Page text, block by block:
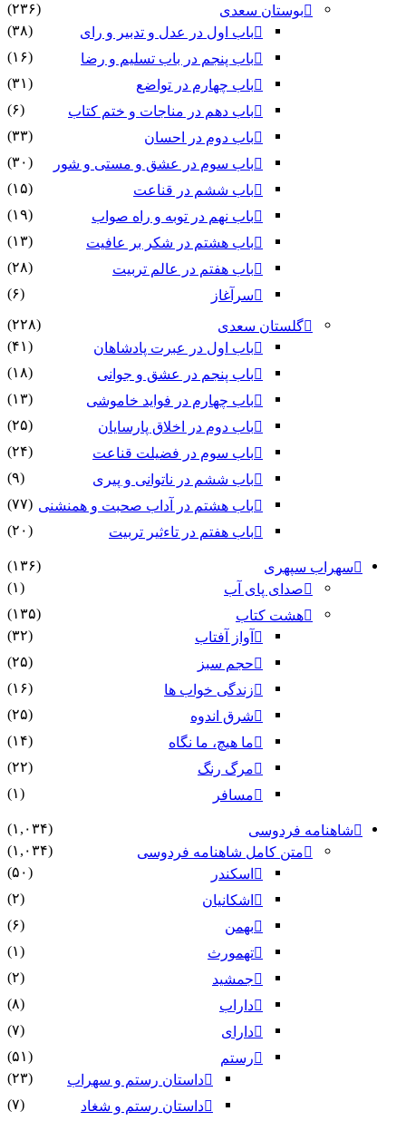
بوستان سعدی
(۲۳۶)
باب اول در عدل و تدبیر و رای
(۳۸)
باب پنجم در باب تسلیم و رضا
(۱۶)
باب چهارم در تواضع
(۳۱)
باب دهم در مناجات و ختم کتاب
(۶)
باب دوم در احسان
(۳۳)
باب سوم در عشق و مستی و شور
(۳۰)
باب ششم در قناعت
(۱۵)
باب نهم در توبه و راه صواب
(۱۹)
باب هشتم در شکر بر عافیت
(۱۳)
باب هفتم در عالم تربیت
(۲۸)
سرآغاز
(۶)
گلستان سعدی
(۲۲۸)
باب اول در عبرت پادشاهان
(۴۱)
باب پنجم در عشق و جوانى
(۱۸)
باب چهارم در فواید خاموشى
(۱۳)
باب دوم در اخلاق پارسایان
(۲۵)
باب سوم در فضیلت قناعت
(۲۴)
باب ششم در ناتوانى و پیرى
(۹)
باب هشتم در آداب صحبت و همنشنى (۷۷)
باب هفتم در تاءثیر تربیت
(۲۰)
سهراب سپهری
(۱۳۶)
صدای پای آب
(۱)
هشت کتاب
(۱۳۵)
آواز آفتاب
(۳۲)
حجم سبز
(۲۵)
زندگی خواب ها
(۱۶)
شرق اندوه
(۲۵)
ما هیچ، ما نگاه
(۱۴)
مرگ رنگ
(۲۲)
مسافر
(۱)
شاهنامه فردوسی
(۱,۰۳۴)
متن کامل شاهنامه فردوسی
(۱,۰۳۴)
اسکندر
(۵۰)
اشکانیان
(۲)
بهمن
(۶)
تهمورث
(۱)
جمشید
(۲)
داراب
(۸)
دارای
(۷)
رستم
(۵۱)
داستان رستم و سهراب
(۲۳)
داستان رستم و شغاد
(۷)